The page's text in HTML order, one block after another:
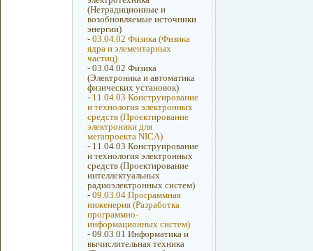
(Нетрадиционные и
возобновляемые источники
энергии)
- 03.04.02 Физика (Физика
ядра и элементарных
частиц)
- 03.04.02 Физика
(Электроника и автоматика
физических установок)
- 11.04.03 Конструирование
и технология электронных
средств (Проектирование
электроники для
мегапроекта NICA)
- 11.04.03 Конструирование
и технология электронных
средств (Проектирование
интеллектуальных
радиоэлектронных систем)
- 09.03.04 Программная
инженерия (Разработка
программно-
информационных систем)
- 09.03.01 Информатика и
вычислительная техника